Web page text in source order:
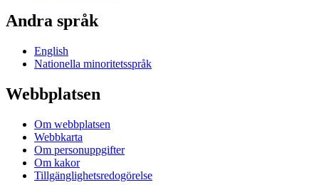
Andra språk
English
Nationella minoritetsspråk
Webbplatsen
Om webbplatsen
Webbkarta
Om personuppgifter
Om kakor
Tillgänglighetsredogörelse